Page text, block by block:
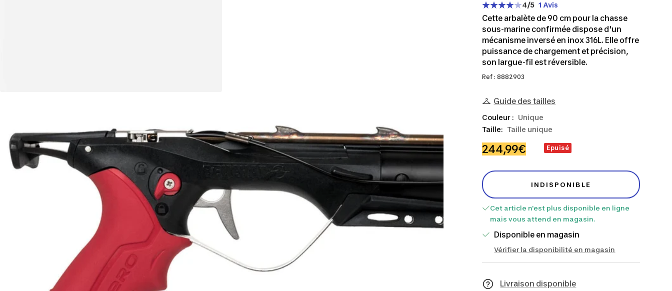
4/5 1 Avis
Cette arbalète de 90 cm pour la chasse
sous-marine confirmée dispose d'un
mécanisme inversé en inox 316L. Elle offre
puissance de chargement et précision,
son largue-fil est réversible.
Ref : 8882903
Guide des tailles
Taille: Taille unique
Couleur : Unique
Prix
de
vente
244,99€ Epuisé
INDISPONIBLE
Cet article n'est plus disponible en ligne
mais vous attend en magasin.
Disponible en magasin
Vérifier la disponibilité en magasin
Livraison disponible